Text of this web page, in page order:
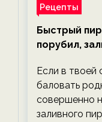
Рецепты
Быстрый
порубил,
Если в твоей
баловать
совершенно
заливного